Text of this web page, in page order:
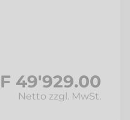
49'929.00
Netto zzgl. MwSt.